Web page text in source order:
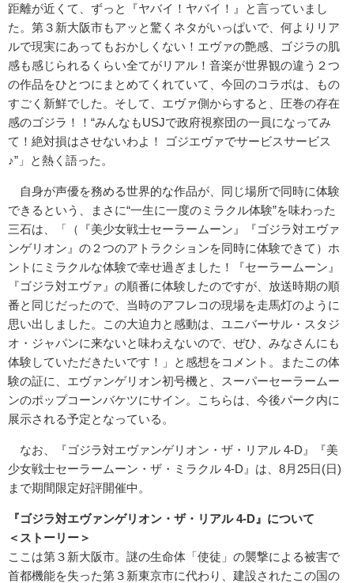
距離が近くて、ずっと『ヤバイ！ヤバイ！』と言っていまし
た。第３新大阪市もアッと驚くネタがいっぱいで、何よりリア
ルで現実にあってもおかしくない！エヴァの艶感、ゴジラの肌
感も感じられるくらい全てがリアル！音楽が世界観の違う２つ
の作品をひとつにまとめてくれていて、今回のコラボは、もの
すごく新鮮でした。そして、エヴァ側からすると、圧巻の存在
感のゴジラ！！“みんなもUSJで政府視察団の一員になってみ
て！絶対損はさせないわよ！ ゴジエヴァでサービスサービス
♪”」と熱く語った。
自身が声優を務める世界的な作品が、同じ場所で同時に体験
できるという、まさに“一生に一度のミラクル体験”を味わった
三石は、「（『美少女戦士セーラームーン』『ゴジラ対エヴァ
ンゲリオン』の２つのアトラクションを同時に体験できて）ホ
ントにミラクルな体験で幸せ過ぎました！『セーラームーン』
『ゴジラ対エヴァ』の順番に体験したのですが、放送時期の順
番と同じだったので、当時のアフレコの現場を走馬灯のように
思い出しました。この大迫力と感動は、ユニバーサル・スタジ
オ・ジャパンに来ないと味わえないので、ぜひ、みなさんにも
体験していただきたいです！」と感想をコメント。またこの体
験の証に、エヴァンゲリオン初号機と、スーパーセーラームー
ンのポップコーンバケツにサイン。こちらは、今後パーク内に
展示される予定となっている。
なお、『ゴジラ対エヴァンゲリオン・ザ・リアル 4-D』『美
少女戦士セーラームーン・ザ・ミラクル 4-D』は、8月25日(日)
まで期間限定好評開催中。
『ゴジラ対エヴァンゲリオン・ザ・リアル 4-D』について
＜ストーリー＞
ここは第３新大阪市。謎の生命体「使徒」の襲撃による被害で
首都機能を失った第３新東京市に代わり、建設されたこの国の